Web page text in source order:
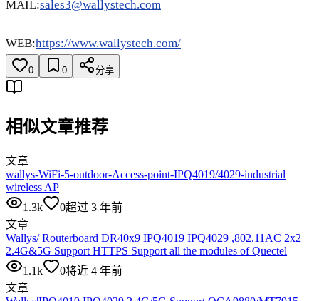
MAIL:sales3@wallystech.com
WEB:https://www.wallystech.com/
0 0 分享
相似文章推荐
文章
wallys-WiFi-5-outdoor-Access-point-IPQ4019/4029-industrial
wireless AP
1.3k
0超过 3 年前
文章
Wallys/ Routerboard DR40x9 IPQ4019 IPQ4029 ,802.11AC 2x2
2.4G&5G Support HTTPS Support all the modules of Quectel
1.1k
0将近 4 年前
文章